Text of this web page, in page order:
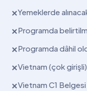
✕Yemeklerde
✕Programda
✕Programda dâhil
✕Vietnam (çok
✕Vietnam C1